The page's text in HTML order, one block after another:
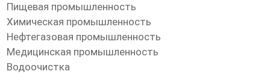
Пищевая промышленность
Химическая промышленность
Нефтегазовая промышленность
Медицинская промышленность
Водоочистка